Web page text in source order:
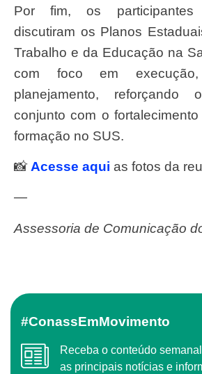
Por fim, os participantes analisaram e
discutiram os Planos
Trabalho e da Educação na
com foco em
planejamento, reforçando
conjunto com o
formação no SUS.
📸 Acesse aqui as fotos da
—
Assessoria de Comunicação
#ConassEmMovimento
Receba o conteúdo semanal do Conass com
as principais notícias e